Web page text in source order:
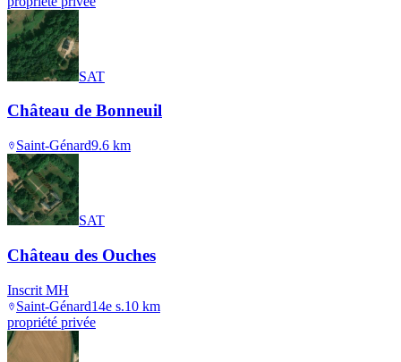
SAT
Château de Bonneuil
Saint-Génard9.6 km
SAT
Château des Ouches
Inscrit MH
Saint-Génard14e s.10 km
propriété privée